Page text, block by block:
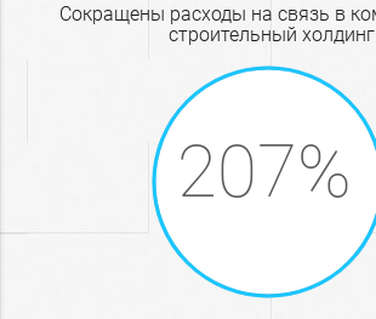
Сокращены расходы на связь в компании ООО
строительный холдинг